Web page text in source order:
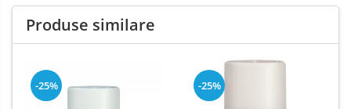
Produse similare
-25% -25%